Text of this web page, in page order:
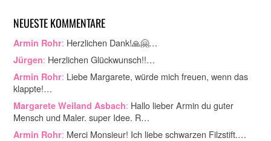
NEUESTE KOMMENTARE
Armin Rohr: Herzlichen Dank!🙏🤗…
Jürgen: Herzlichen Glückwunsch!!…
Armin Rohr: Liebe Margarete, würde mich freuen, wenn das
klappte!…
Margarete Weiland Asbach: Hallo lieber Armin du guter
Mensch und Maler. super Idee. R…
Armin Rohr: Merci Monsieur! Ich liebe schwarzen Filzstift.…